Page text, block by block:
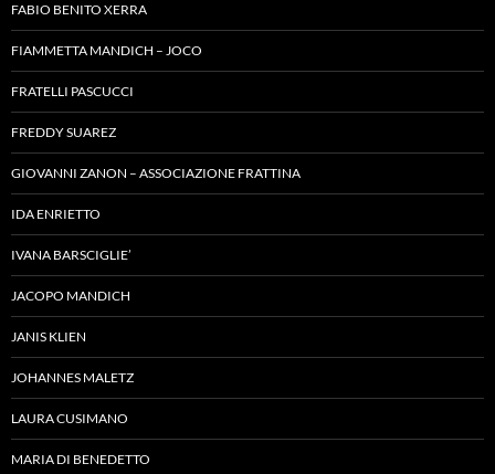
FABIO BENITO XERRA
FIAMMETTA MANDICH – JOCO
FRATELLI PASCUCCI
FREDDY SUAREZ
GIOVANNI ZANON – ASSOCIAZIONE FRATTINA
IDA ENRIETTO
IVANA BARSCIGLIE’
JACOPO MANDICH
JANIS KLIEN
JOHANNES MALETZ
LAURA CUSIMANO
MARIA DI BENEDETTO